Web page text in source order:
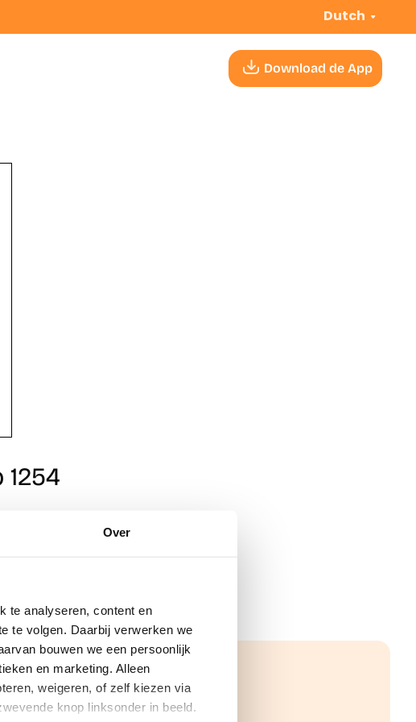
Over
te analyseren, content en
te volgen. Daarbij verwerken we
bouwen we een persoonlijk
en marketing. Alleen
weigeren, of zelf kiezen via
knop linksonder in beeld.
Dutch
Download de App